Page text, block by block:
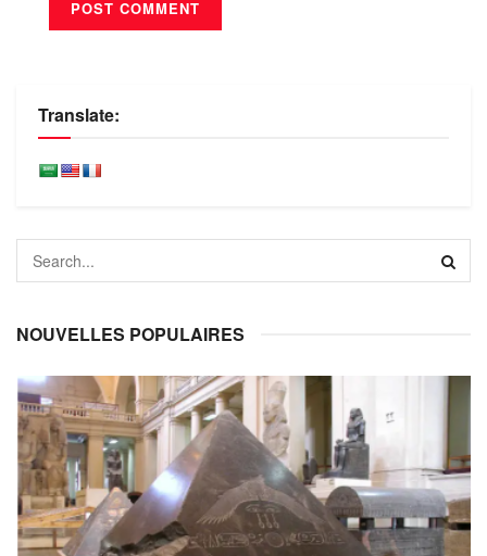
Translate:
NOUVELLES POPULAIRES